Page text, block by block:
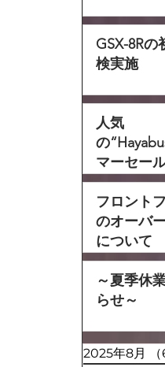
GSX-8Rの
検実施
人気
の
マーセー
す‼
フロント
のオーバ
について
～夏季休
らせ～
2025年8月